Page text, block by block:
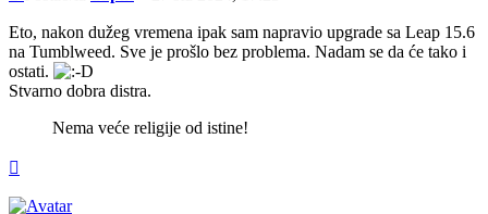
Eto, nakon dužeg vremena ipak sam napravio upgrade sa Leap 15.6
na Tumblweed. Sve je prošlo bez problema. Nadam se da će tako i
ostati.
Stvarno dobra distra.
Nema veće religije od istine!